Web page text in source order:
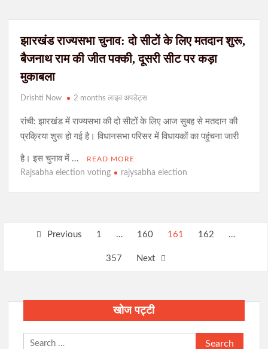
झारखंड राज्यसभा चुनाव: दो सीटों के लिए मतदान शुरू,
बैजनाथ राम की जीत पक्की, दूसरी सीट पर कड़ा
मुकाबला
Drishti Now 2 months लाइव अपडेट्स
रांची: झारखंड में राज्यसभा की दो सीटों के लिए आज सुबह से मतदान की
प्रक्रिया शुरू हो गई है। विधानसभा परिसर में विधायकों का पहुंचना जारी
है। इस चुनाव में … READ MORE
Rajsabha election voting rajysabha election
Posts
Previous 1 … 160 161 162 …
357 Next
खोज पट्टी
Search